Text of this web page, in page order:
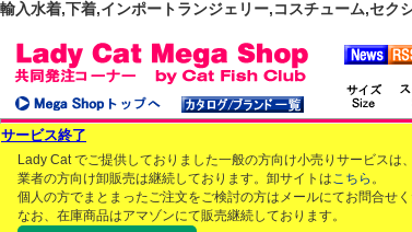
輸入水着,下着,インポートランジェリー,コスチューム,セク
サービス終了
Lady Cat でご提供しておりました一般の方向け小売りサービスは
業者の方向け卸販売は継続しております。卸サイトはこちら 。
個人の方でまとまったご注文をご検討の方はメールにてお問合せく
なお、在庫商品はアマゾンにて販売継続しております。